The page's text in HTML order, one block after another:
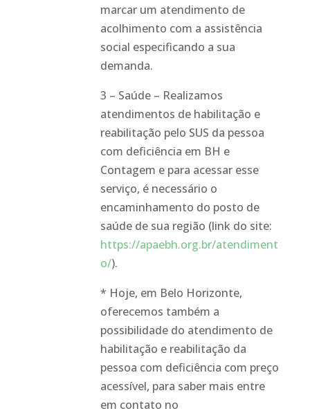
marcar um atendimento de
acolhimento com a assistência
social especificando a sua
demanda.
3 – Saúde – Realizamos
atendimentos de habilitação e
reabilitação pelo SUS da pessoa
com deficiência em BH e
Contagem e para acessar esse
serviço, é necessário o
encaminhamento do posto de
saúde de sua região (link do site:
https://apaebh.org.br/atendiment
o/).
* Hoje, em Belo Horizonte,
oferecemos também a
possibilidade do atendimento de
habilitação e reabilitação da
pessoa com deficiência com preço
acessível, para saber mais entre
em contato no